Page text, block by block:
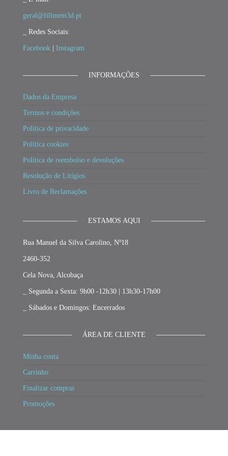
geral@fillment3d.pt
_ Redes Sociais:
Facebook Instagram
INFORMAÇÕES
Dados da Empresa
Termos e condições
Política de privacidade
Política cookies
Política de reembolso e devoluções
Resolução de Litígios
Livro de Reclamações
ESTAMOS AQUI
Rua Manuel da Silva Carolino, Nº18
2460-352
Cela Nova, Alcobaça
_ Segunda a Sexta: 9h00 -12h30 | 13h30-17h00
_ Sábados e Domingos: Encerrados
ÁREA DE CLIENTE
Minha conta
Carrinho
Finalizar compras
Promoções